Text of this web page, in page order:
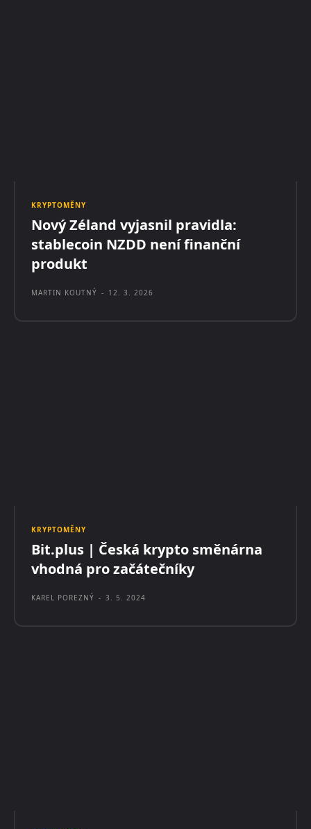
KRYPTOMĚNY
Nový Zéland vyjasnil pravidla:
stablecoin NZDD není finanční
produkt
MARTIN KOUTNÝ - 12. 3. 2026
KRYPTOMĚNY
Bit.plus | Česká krypto směnárna
vhodná pro začátečníky
KAREL POREZNÝ - 3. 5. 2024